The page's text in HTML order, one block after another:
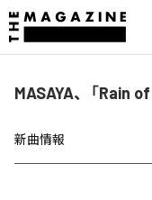
MASAYA、「Rain
新曲情報